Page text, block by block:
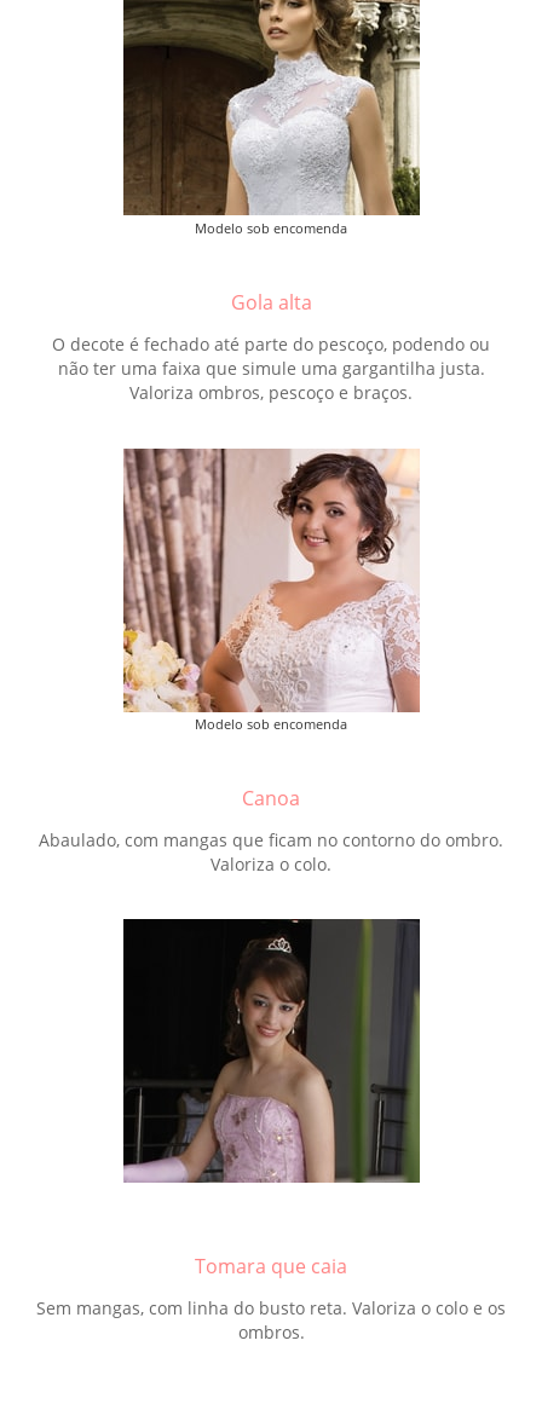
Modelo sob encomenda
Gola alta
O decote é fechado até parte do pescoço, podendo ou
não ter uma faixa que simule uma gargantilha justa.
Valoriza ombros, pescoço e braços.
Modelo sob encomenda
Canoa
Abaulado, com mangas que ficam no contorno do ombro.
Valoriza o colo.
Tomara que caia
Sem mangas, com linha do busto reta. Valoriza o colo e os
ombros.